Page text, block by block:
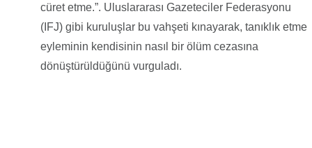
cüret etme.”. Uluslararası Gazeteciler Federasyonu
(IFJ) gibi kuruluşlar bu vahşeti kınayarak, tanıklık etme
eyleminin kendisinin nasıl bir ölüm cezasına
dönüştürüldüğünü vurguladı.